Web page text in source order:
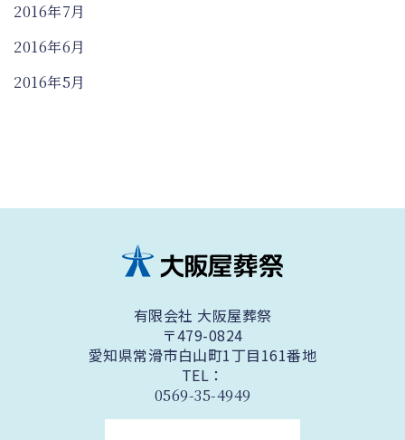
2016年7月
2016年6月
2016年5月
有限会社 大阪屋葬祭
〒479-0824
愛知県常滑市白山町1丁目161番地
TEL：
0569-35-4949